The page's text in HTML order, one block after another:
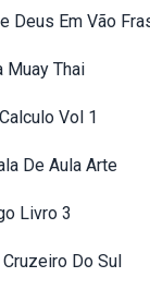
Deus Em Vão
Muay Thai
Vol 1
De Aula Arte
Livro 3
Do Sul